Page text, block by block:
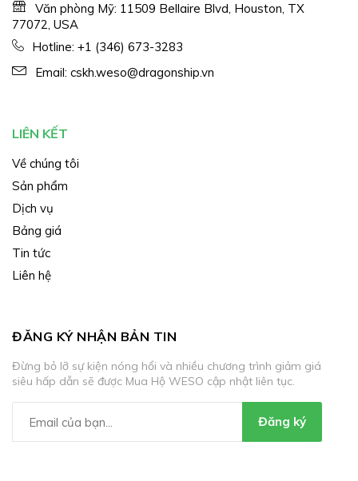
Văn phòng Mỹ: 11509 Bellaire Blvd, Houston, TX
77072, USA
Hotline: +1 (346) 673-3283
Email: cskh.weso@dragonship.vn
LIÊN KẾT
Về chúng tôi
Sản phẩm
Dịch vụ
Bảng giá
Tin tức
Liên hệ
ĐĂNG KÝ NHẬN BẢN TIN
Đừng bỏ lỡ sự kiện nóng hổi và nhiều chương trình giảm giá
siêu hấp dẫn sẽ được Mua Hộ WESO cập nhật liên tục.
Đăng ký